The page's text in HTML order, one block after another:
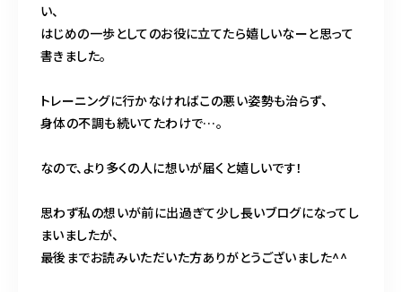
い、
はじめの一歩としてのお役に立てたら嬉しいなーと思って
書きました。
トレーニングに行かなければこの悪い姿勢も治らず、
身体の不調も続いてたわけで…。
なので、より多くの人に想いが届くと嬉しいです！
思わず私の想いが前に出過ぎて少し長いブログになってし
まいましたが、
最後までお読みいただいた方ありがとうございました^^